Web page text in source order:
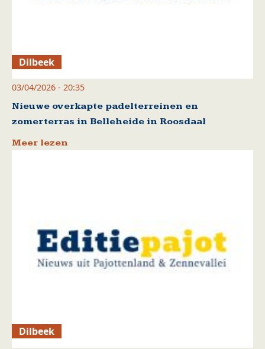
Dilbeek
03/04/2026 - 20:35
Nieuwe overkapte padelterreinen en
zomerterras in Belleheide in Roosdaal
Meer lezen
Dilbeek